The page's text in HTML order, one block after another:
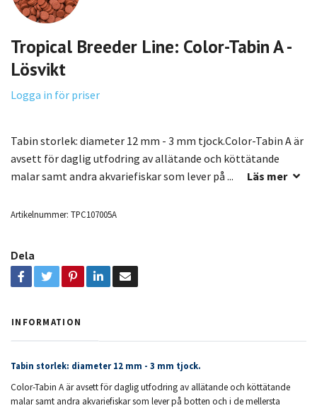
Tropical Breeder Line: Color-Tabin A -
Lösvikt
Logga in för priser
Tabin storlek: diameter 12 mm - 3 mm tjock.Color-Tabin A är
avsett för daglig utfodring av allätande och köttätande
malar samt andra akvariefiskar som lever på ...
Läs mer
Artikelnummer: TPC107005A
Dela
INFORMATION
Tabin storlek: diameter 12 mm - 3 mm tjock.
Color-Tabin A är avsett för daglig utfodring av allätande och köttätande
malar samt andra akvariefiskar som lever på botten och i de mellersta